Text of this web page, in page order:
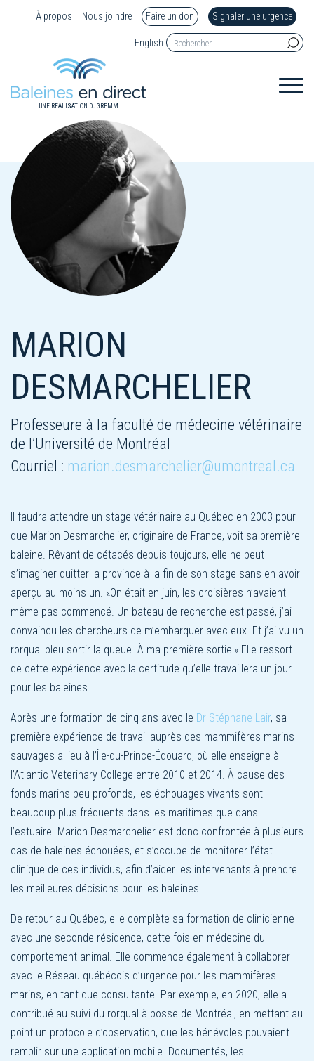
À propos Nous joindre Faire un don Signaler une urgence
English
UNE RÉALISATION DU GREMM
MARION
DESMARCHELIER
Professeure à la faculté de médecine vétérinaire
de l’Université de Montréal
Courriel : marion.desmarchelier@umontreal.ca
Il faudra attendre un stage vétérinaire au Québec en 2003 pour
que Marion Desmarchelier, originaire de France, voit sa première
baleine. Rêvant de cétacés depuis toujours, elle ne peut
s’imaginer quitter la province à la fin de son stage sans en avoir
aperçu au moins un. «On était en juin, les croisières n’avaient
même pas commencé. Un bateau de recherche est passé, j’ai
convaincu les chercheurs de m’embarquer avec eux. Et j’ai vu un
rorqual bleu sortir la queue. À ma première sortie!» Elle ressort
de cette expérience avec la certitude qu’elle travaillera un jour
pour les baleines.
Après une formation de cinq ans avec le Dr Stéphane Lair, sa
première expérience de travail auprès des mammifères marins
sauvages a lieu à l’Île-du-Prince-Édouard, où elle enseigne à
l’Atlantic Veterinary College entre 2010 et 2014. À cause des
fonds marins peu profonds, les échouages vivants sont
beaucoup plus fréquents dans les maritimes que dans
l’estuaire. Marion Desmarchelier est donc confrontée à plusieurs
cas de baleines échouées, et s’occupe de monitorer l’état
clinique de ces individus, afin d’aider les intervenants à prendre
les meilleures décisions pour les baleines.
De retour au Québec, elle complète sa formation de clinicienne
avec une seconde résidence, cette fois en médecine du
comportement animal. Elle commence également à collaborer
avec le Réseau québécois d’urgence pour les mammifères
marins, en tant que consultante. Par exemple, en 2020, elle a
contribué au suivi du rorqual à bosse de Montréal, en mettant au
point un protocole d’observation, que les bénévoles pouvaient
remplir sur une application mobile. Documentés, les